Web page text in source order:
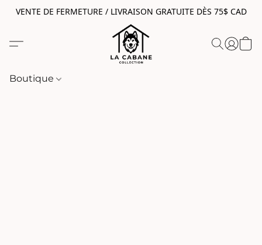
VENTE DE FERMETURE / LIVRAISON GRATUITE DÈS 75$ CAD
Boutique